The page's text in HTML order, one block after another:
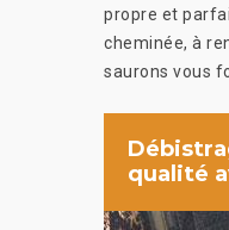
propre et
cheminée, à
saurons vous
qualité